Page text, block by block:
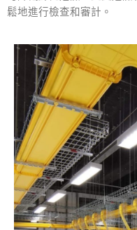
鬆地進行檢查和審計。